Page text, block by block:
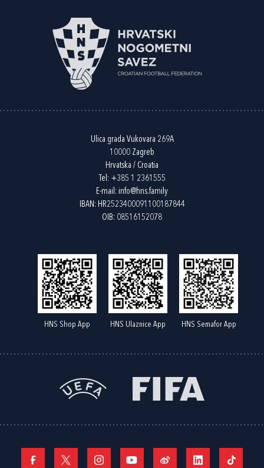
Ulica grada Vukovara 269A
10000 Zagreb
Hrvatska / Croatia
Tel: +385 1 2361555
E-mail: info@hns.family
IBAN: HR2523400091100187844
OIB: 08516152078
HNS Shop App HNS Ulaznice App HNS Semafor App